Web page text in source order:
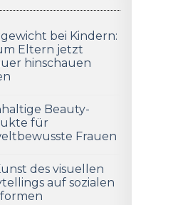
bei Kindern:
Eltern jetzt
hinschauen
Beauty-
für
Frauen
des visuellen
auf sozialen